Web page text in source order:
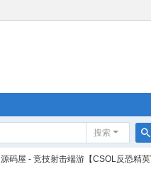
搜索
源码屋 - 竞技射击端游【CSOL反恐精